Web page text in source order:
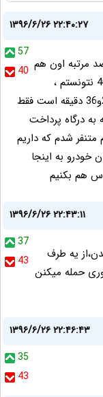
۱۳۹۶/۶/۲۶ ۲۲:۴۰:۲۷
57
40 مرتبه اون هم
با چند کامپیوتر و گوشی موبایل و با سرعت 4G نتونستم ،
خدایی از ساعت 11 صبح تا حالا که ساعت 22و36 دقیقه است فقط
به درگاه پرداخت
متنفر شدم که داریم
خودرو به اینجا
هم بکنیم
۱۳۹۶/۶/۲۶ ۲۲:۴۳:۱۱
37
43
یه طرف
حمله میکنن
۱۳۹۶/۶/۲۶ ۲۲:۴۶:۴۳
35
43